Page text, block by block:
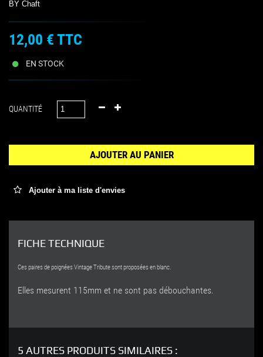
BY Chaft
12,00 € TTC
EN STOCK
QUANTITÉ
AJOUTER AU PANIER
Ajouter à ma liste d'envies
FICHE TECHNIQUE
Ces paires de poignées Vintage Tribute sont proposées en blanc.
Elles mesurent 115mm et ne sont pas débouchantes.
5 AUTRES PRODUITS SIMILAIRES :